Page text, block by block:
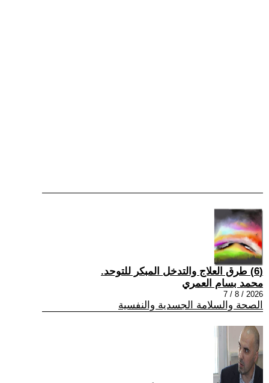
(6) طرق العلاج والتدخل المبكر للتوحد.
محمد بسام العمري
2026 / 8 / 7
الصحة والسلامة الجسدية والنفسية